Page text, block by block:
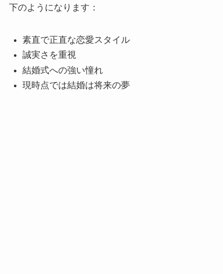
下のようになります：
素直で正直な恋愛スタイル
誠実さを重視
結婚式への強い憧れ
現時点では結婚は将来の夢